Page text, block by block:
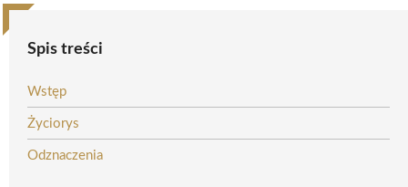
Spis treści
Wstęp
Życiorys
Odznaczenia